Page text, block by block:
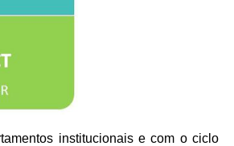
institucionais e com o ciclo